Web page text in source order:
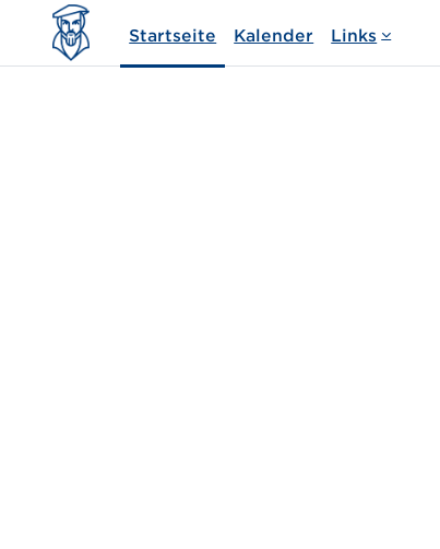
Zum Hauptinhalt
Startseite Kalender Links